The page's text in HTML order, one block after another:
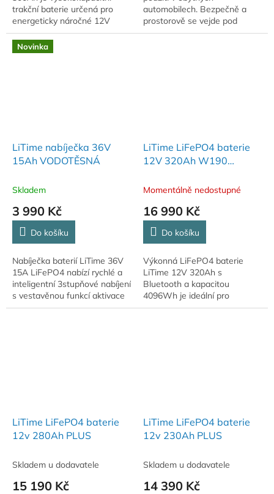
trakční baterie určená pro
energeticky náročné 12V
systémy. Nabízí maximální
využitelnou kapacitu, stabilní
výkon a dlouhou...
automobilech. Bezpečně a
prostorově se vejde pod
sedadlo a je vhodný pro Fiat
Novinka
LiTime nabíječka 36V
15Ah VODOTĚSNÁ
Skladem
3 990 Kč
Do košíku
Nabíječka baterií LiTime 36V
15A LiFePO4 nabízí rychlé a
inteligentní 3stupňové nabíjení
s vestavěnou funkcí aktivace
baterie, která dokáže oživit
LiTime LiFePO4 baterie
12V 320Ah W190
Momentálně nedostupné
16 990 Kč
Do košíku
Výkonná LiFePO4 baterie
LiTime 12V 320Ah s
Bluetooth a kapacitou
4096Wh je ideální pro
karavany, lodě a off-grid
LiTime LiFePO4 baterie
12v 280Ah PLUS
Skladem u dodavatele
15 190 Kč
LiTime LiFePO4 baterie
12v 230Ah PLUS
Skladem u dodavatele
14 390 Kč